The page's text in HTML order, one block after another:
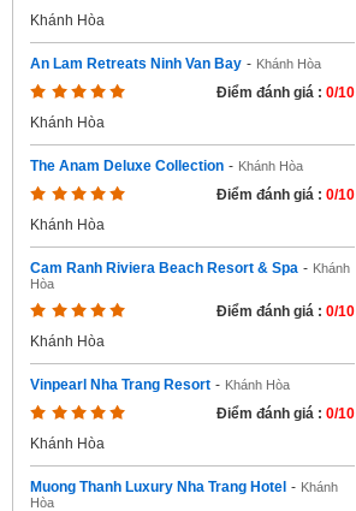
Khánh Hòa
An Lam Retreats Ninh Van Bay - Khánh Hòa
Điểm đánh giá : 0/10
Khánh Hòa
The Anam Deluxe Collection - Khánh Hòa
Điểm đánh giá : 0/10
Khánh Hòa
Cam Ranh Riviera Beach Resort & Spa - Khánh
Hòa
Điểm đánh giá : 0/10
Khánh Hòa
Vinpearl Nha Trang Resort - Khánh Hòa
Điểm đánh giá : 0/10
Khánh Hòa
Muong Thanh Luxury Nha Trang Hotel - Khánh
Hòa